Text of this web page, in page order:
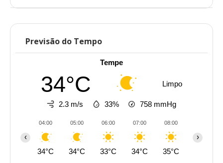
Previsão do Tempo
Tempe
34°C Limpo
2.3 m/s 33% 758 mmHg
04:00
34°C
05:00
34°C
06:00
33°C
07:00
34°C
08:00
35°C
‹ ›